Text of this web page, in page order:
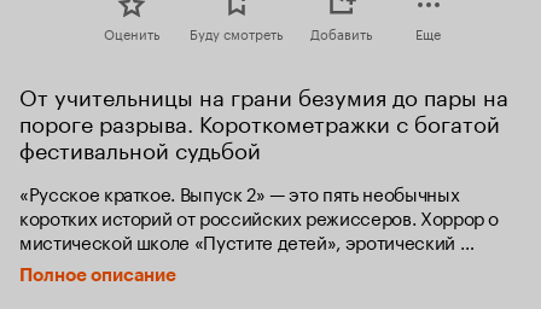
Оценить Буду смотреть Добавить Еще
От учительницы на грани безумия до пары на
пороге разрыва. Короткометражки с богатой
фестивальной судьбой
«Русское краткое. Выпуск 2» — это пять необычных
коротких историй от российских режиссеров. Хоррор о
мистической школе «Пустите детей», эротический
триллер «Серёжка», черная комедия «Грибы и рыбы» про
лесную прогулку двух приятелей, остроумная
Полное описание